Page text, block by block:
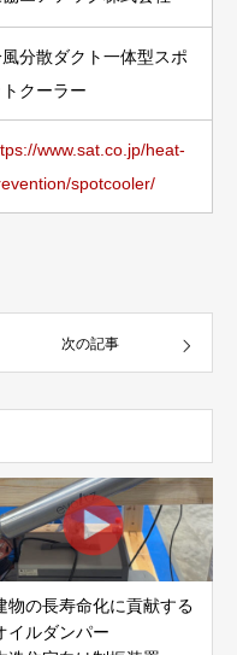
分散ダクト一体型スポ
トクーラー
www.sat.co.jp/heat-
spotcooler/
次の記事
物の長寿命化に貢献する
イルダンパー